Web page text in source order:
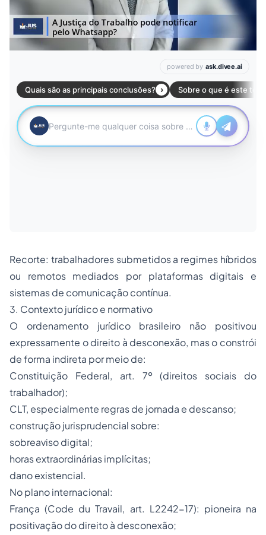
Recorte: trabalhadores submetidos a regimes híbridos
ou remotos mediados por plataformas digitais e
sistemas de comunicação contínua.
3. Contexto jurídico e normativo
O ordenamento jurídico brasileiro não positivou
expressamente o direito à desconexão, mas o constrói
de forma indireta por meio de:
Constituição Federal, art. 7º (direitos sociais do
trabalhador);
CLT, especialmente regras de jornada e descanso;
construção jurisprudencial sobre:
sobreaviso digital;
horas extraordinárias implícitas;
dano existencial.
No plano internacional:
França (Code du Travail, art. L2242-17): pioneira na
positivação do direito à desconexão;